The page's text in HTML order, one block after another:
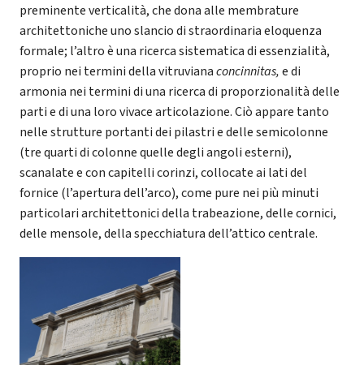
preminente verticalità, che dona alle membrature
architettoniche uno slancio di straordinaria eloquenza
formale; l’altro è una ricerca sistematica di essenzialità,
proprio nei termini della vitruvianaconcinnitas,e di
armonia nei termini di una ricerca di proporzionalità delle
parti e di una loro vivace articolazione. Ciò appare tanto
nelle strutture portanti dei pilastri e delle semicolonne
(tre quarti di colonne quelle degli angoli esterni),
scanalate e con capitelli corinzi, collocate ai lati del
fornice (l’apertura dell’arco), come pure nei più minuti
particolari architettonici della trabeazione, delle cornici,
delle mensole, della specchiatura dell’attico centrale.